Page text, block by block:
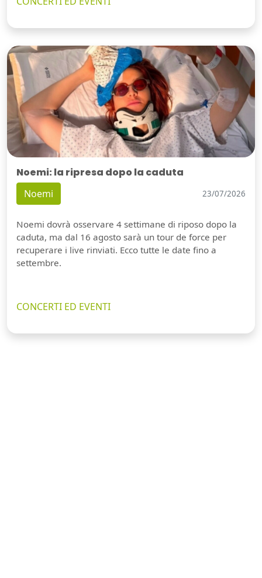
Noemi: la ripresa dopo la caduta
Noemi 23/07/2026
Noemi dovrà osservare 4 settimane di riposo dopo la
caduta, ma dal 16 agosto sarà un tour de force per
recuperare i live rinviati. Ecco tutte le date fino a
settembre.
CONCERTI ED EVENTI